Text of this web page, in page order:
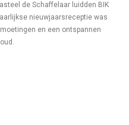
de Schaffelaar luidden BIK
nieuwjaarsreceptie was
en een ontspannen